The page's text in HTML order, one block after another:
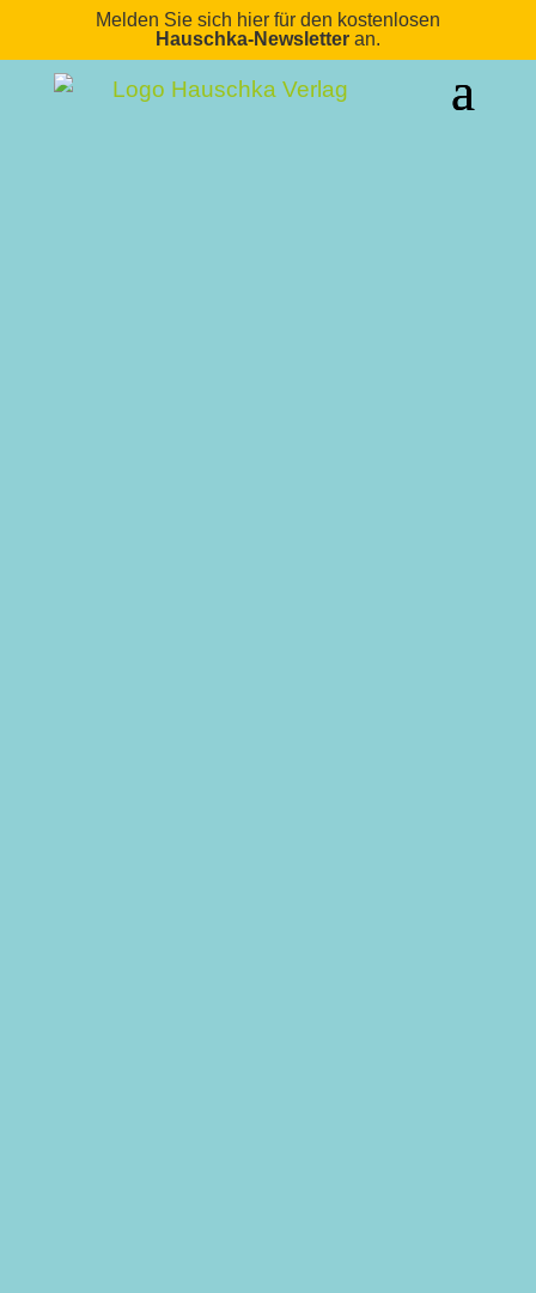
Melden Sie sich hier für den kostenlosen
Hauschka-Newsletteran.